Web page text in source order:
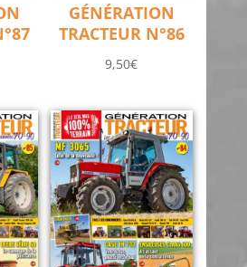
GÉNÉRATION
TRACTEUR N°86
9,50€